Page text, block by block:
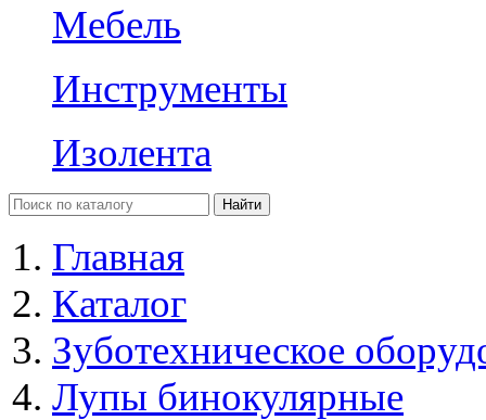
Мебель
Инструменты
Изолента
Главная
Каталог
Зуботехническое
Лупы бинокулярные